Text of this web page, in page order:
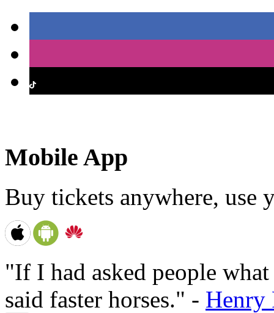
Mobile App
Buy tickets anywhere, use
"If I had asked people
said faster horses." - Henry